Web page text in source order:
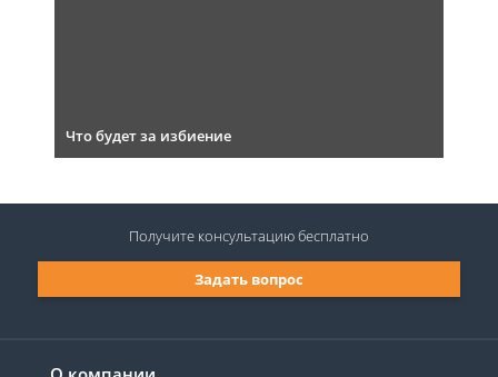
Что будет за избиение
Задать вопрос
Получите консультациюбесплатно